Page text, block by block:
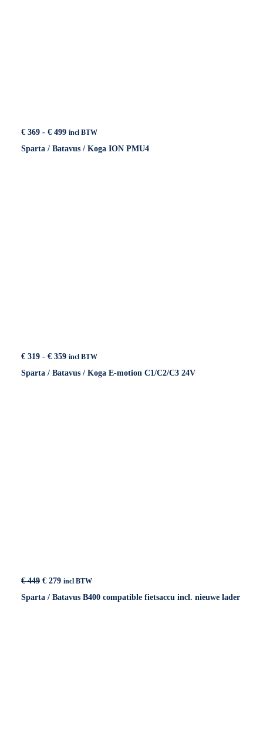
€ 369 - € 499Prijsklasse:
tot
incl BTW
Sparta / Batavus / Koga ION PMU4
€ 319 - € 359Prijsklasse:
tot
incl BTW
Sparta / Batavus / Koga E-motion C1/C2/C3 24V
€449 Oorspronkelijke
was:
€ 279Huidige
is:
incl BTW
Sparta / Batavus B400 compatible fietsaccu incl. nieuwe lader